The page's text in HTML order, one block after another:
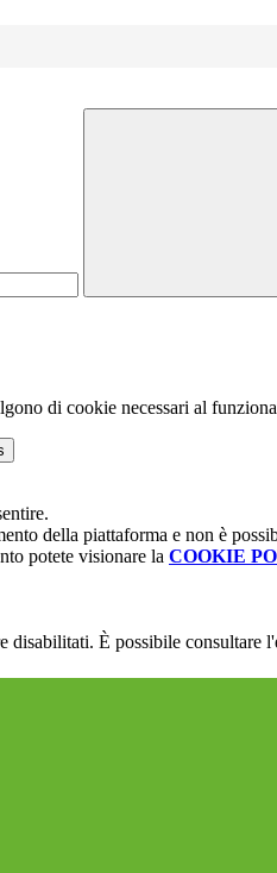
di cookie necessari al
della piattaforma e non è
potete visionare la COOKIE
disabilitati. È possibile consultare